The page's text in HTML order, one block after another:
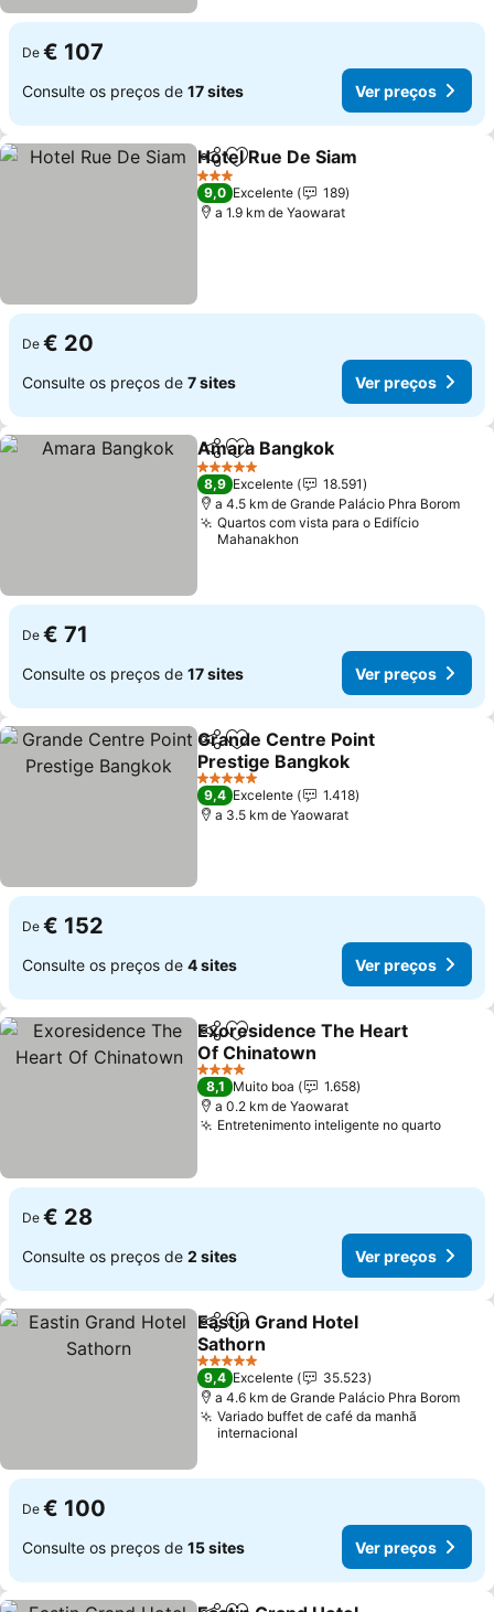
De € 107
Consulte os preços de 17 sites Ver preços
PartilharAdicionar aos favoritos
Hotel Rue De Siam
3 Estrelas
9,0 Excelente
189
a 1.9 km de Yaowarat
De € 20
Consulte os preços de 7 sites Ver preços
PartilharAdicionar aos favoritos
Amara Bangkok
5 Estrelas
8,9 Excelente
18.591
a 4.5 km de Grande Palácio Phra Borom
Quartos com vista para o Edifício
Mahanakhon
De € 71
Consulte os preços de 17 sites Ver preços
PartilharAdicionar aos favoritos
Grande Centre Point
Prestige Bangkok
5 Estrelas
9,4 Excelente
1.418
a 3.5 km de Yaowarat
De € 152
Consulte os preços de 4 sites Ver preços
PartilharAdicionar aos favoritos
Exoresidence The Heart
Of Chinatown
4 Estrelas
8,1 Muito boa
1.658
a 0.2 km de Yaowarat
Entretenimento inteligente no quarto
De € 28
Consulte os preços de 2 sites Ver preços
PartilharAdicionar aos favoritos
Eastin Grand Hotel
Sathorn
5 Estrelas
9,4 Excelente
35.523
a 4.6 km de Grande Palácio Phra Borom
Variado buffet de café da manhã
internacional
De € 100
Consulte os preços de 15 sites Ver preços